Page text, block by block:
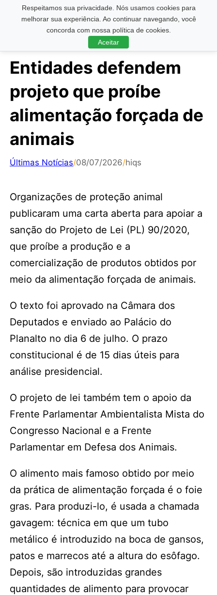
Respeitamos sua privacidade. Nós usamos cookies para
melhorar sua experiência. Ao continuar navegando, você
concorda com nossa política de cookies.
Aceitar
Pesquisar ...
Entidades defendem
projeto que proíbe
alimentação forçada de
animais
Últimas Notícias/08/07/2026/hiqs
Organizações de proteção animal
publicaram uma carta aberta para apoiar a
sanção do Projeto de Lei (PL) 90/2020,
que proíbe a produção e a
comercialização de produtos obtidos por
meio da alimentação forçada de animais.
O texto foi aprovado na Câmara dos
Deputados e enviado ao Palácio do
Planalto no dia 6 de julho. O prazo
constitucional é de 15 dias úteis para
análise presidencial.
O projeto de lei também tem o apoio da
Frente Parlamentar Ambientalista Mista do
Congresso Nacional e a Frente
Parlamentar em Defesa dos Animais.
O alimento mais famoso obtido por meio
da prática de alimentação forçada é o foie
gras. Para produzi-lo, é usada a chamada
gavagem: técnica em que um tubo
metálico é introduzido na boca de gansos,
patos e marrecos até a altura do esôfago.
Depois, são introduzidas grandes
quantidades de alimento para provocar